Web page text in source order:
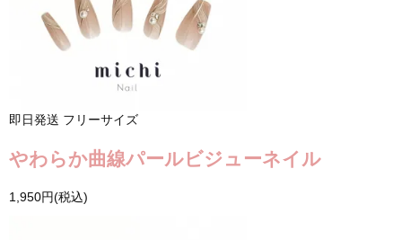
即日発送 フリーサイズ
やわらか曲線パールビジューネイル
1,950円(税込)